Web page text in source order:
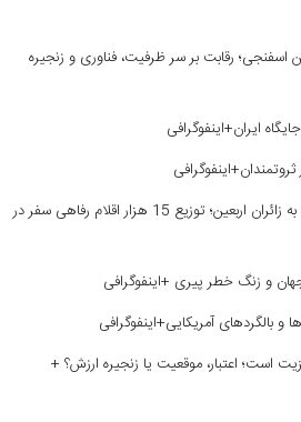
رقابت بر سر ظرفیت، فناوری و زنجیره
ایران+اینفوگرافی
خدمت‌رسانی بانک گردشگری به زائران اربعین؛ توزیع 15 هزار اقلام رفاهی سفر در
و زنگ خطر پیری +اینفوگرافی
و بالگردهای آمریکایی+اینفوگرافی
است؛ اعتبار، موقعیت یا زنجیره ارزش؟ +